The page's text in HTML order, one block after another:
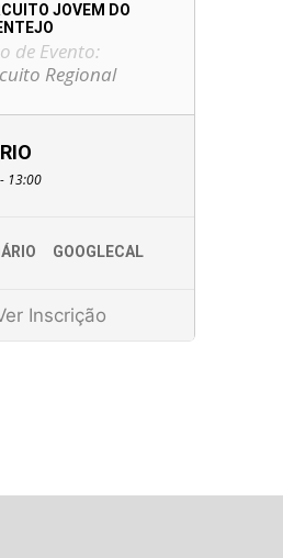
JOVEM DO
de Evento:
Regional
13:00
GOOGLECAL
Inscrição